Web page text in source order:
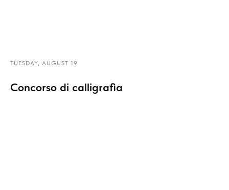
TUESDAY, AUGUST 19
Concorso di calligrafia